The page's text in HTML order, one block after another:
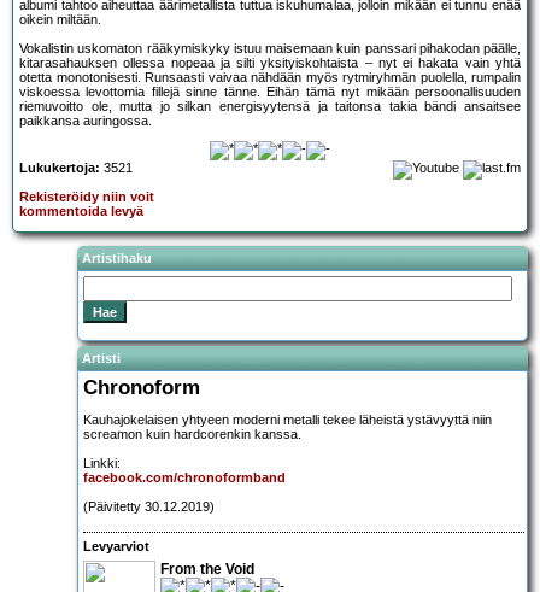
albumi tahtoo aiheuttaa äärimetallista tuttua iskuhumalaa, jolloin mikään ei tunnu enää
oikein miltään.
Vokalistin uskomaton rääkymiskyky istuu maisemaan kuin panssari pihakodan päälle,
kitarasahauksen ollessa nopeaa ja silti yksityiskohtaista – nyt ei hakata vain yhtä
otetta monotonisesti. Runsaasti vaivaa nähdään myös rytmiryhmän puolella, rumpalin
viskoessa levottomia fillejä sinne tänne. Eihän tämä nyt mikään persoonallisuuden
riemuvoitto ole, mutta jo silkan energisyytensä ja taitonsa takia bändi ansaitsee
paikkansa auringossa.
Lukukertoja: 3521
Rekisteröidy niin voit
kommentoida levyä
Artistihaku
Artisti
Chronoform
Kauhajokelaisen yhtyeen moderni metalli tekee läheistä ystävyyttä niin
screamon kuin hardcorenkin kanssa.
Linkki:
facebook.com/chronoformband
(Päivitetty 30.12.2019)
Levyarviot
From the Void